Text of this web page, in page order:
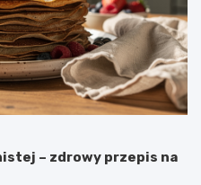
– zdrowy przepis na